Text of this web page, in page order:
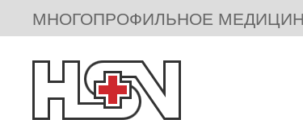
МНОГОПРОФИЛЬНОЕ